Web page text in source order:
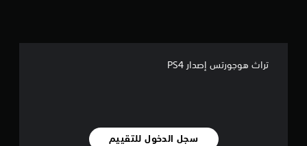
تراث هوجورتس إصدار PS4
سجل الدخول للتقييم